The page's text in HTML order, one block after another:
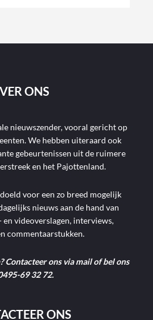
ONS
nieuwszender, vooral gericht op
We hebben uiteraard ook
gebeurtenissen uit de ruimere
en het Pajottenland.
voor een zo breed mogelijk
nieuws aan de hand van
videoverslagen, interviews,
commentaarstukken.
Contacteer ons via mail of bel ons
69 32 72.
ONS